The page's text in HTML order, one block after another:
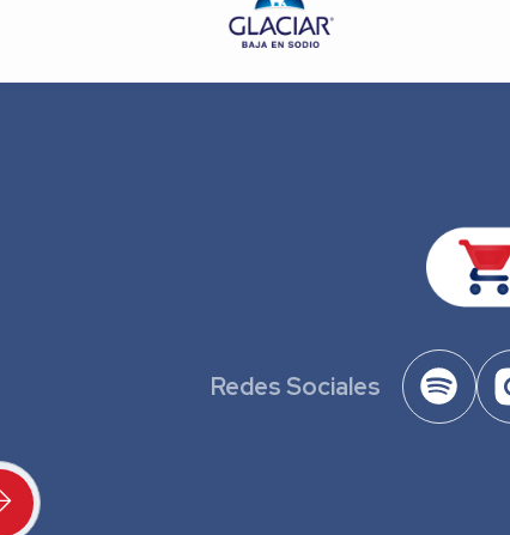
Redes Sociales